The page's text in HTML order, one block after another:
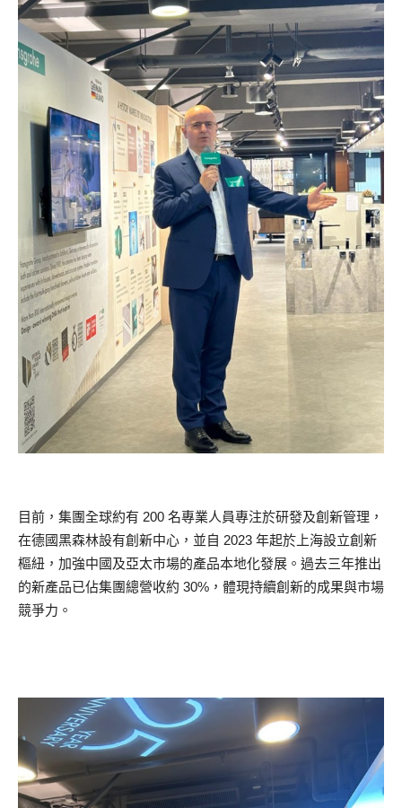
目前，集團全球約有 200 名專業人員專注於研發及創新管理，
在德國黑森林設有創新中心，並自 2023 年起於上海設立創新
樞紐，加強中國及亞太市場的產品本地化發展。過去三年推出
的新產品已佔集團總營收約 30%，體現持續創新的成果與市場
競爭力。